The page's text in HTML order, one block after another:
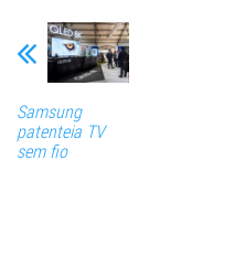
Samsung
patenteia TV
sem fio